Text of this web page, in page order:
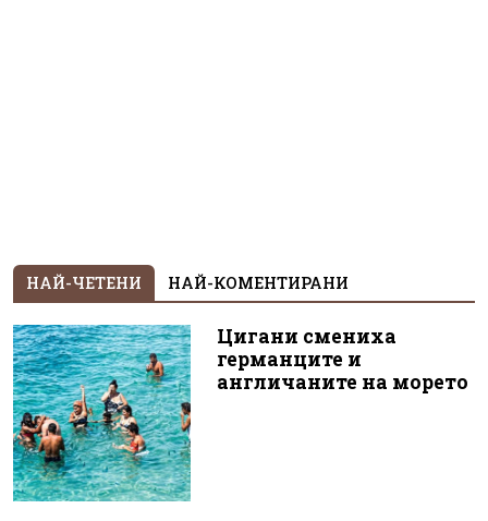
НАЙ-ЧЕТЕНИ НАЙ-КОМЕНТИРАНИ
Цигани смениха
германците и
англичаните на морето